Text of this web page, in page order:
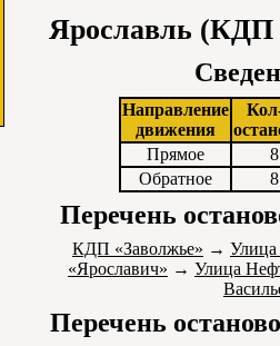
Ярославль (КДП
Направление
движения
Прямое
8
Обратное
8
Перечень
КДП «Заволжье» → Улица
«Ярославич» → Улица
Перечень